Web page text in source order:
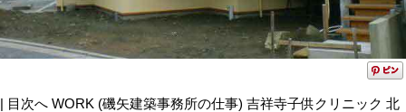
| 目次へ WORK (磯矢建築事務所の仕事) 吉祥寺子供クリニック 北